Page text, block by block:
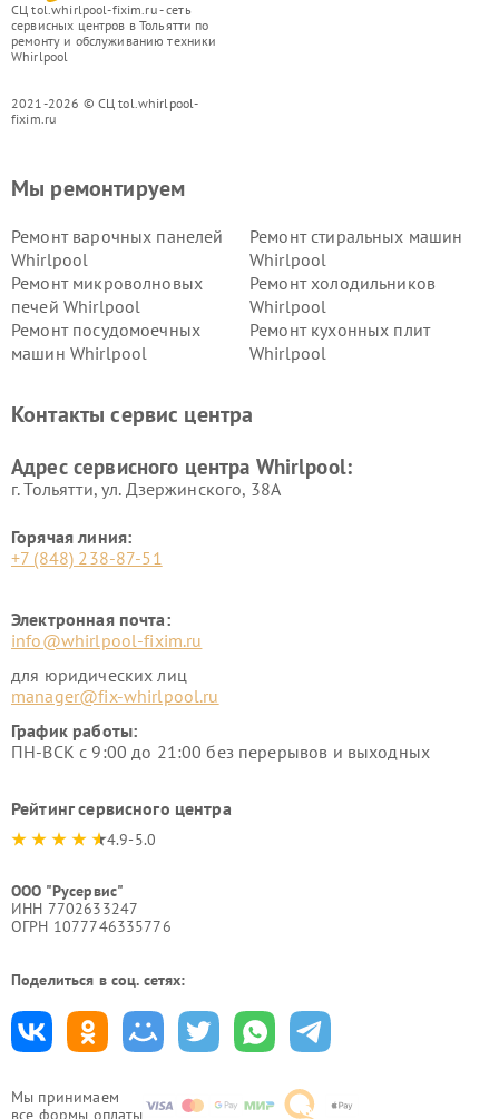
СЦ tol.whirlpool-fixim.ru - сеть
сервисных центров в Тольятти по
ремонту и обслуживанию техники
Whirlpool
2021-2026 © СЦ tol.whirlpool-
fixim.ru
Мы принимаем
все формы оплаты
Мы ремонтируем
Ремонт варочных панелей
Whirlpool
Ремонт стиральных машин
Whirlpool
Ремонт микроволновых
печей Whirlpool
Ремонт холодильников
Whirlpool
Ремонт посудомоечных
машин Whirlpool
Ремонт кухонных плит
Whirlpool
Контакты сервис центра
Адрес сервисного центра Whirlpool:
г. Тольятти, ул. Дзержинского, 38А
Горячая линия:
+7 (848) 238-87-51
Электронная почта:
info@whirlpool-fixim.ru
для юридических лиц
manager@fix-whirlpool.ru
График работы:
ПН-ВСК с 9:00 до 21:00 без перерывов и выходных
Рейтинг сервисного центра
4.9-5.0
ООО "Русервис"
ИНН 7702633247
ОГРН 1077746335776
Поделиться в соц. сетях: